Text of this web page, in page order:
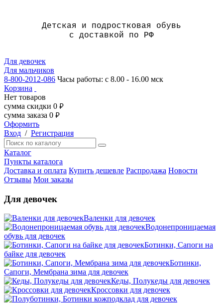
Детская и подростковая обувь
с доставкой по РФ
Для девочек
Для мальчиков
8-800-2012-086 Часы работы: с 8.00 - 16.00 мск
Корзина
Нет товаров
сумма скидки 0 руб.
сумма заказа 0 руб.
Оформить
Вход / Регистрация
Каталог
Пункты каталога
Доставка и оплата Купить дешевле Распродажа Новости
Отзывы Мои заказы
Для девочек
Валенки для девочек
Водонепроницаемая
обувь для девочек
Ботинки, Сапоги на
байке для девочек
Ботинки,
Сапоги, Мембрана зима для девочек
Кеды, Полукеды для девочек
Кроссовки для девочек